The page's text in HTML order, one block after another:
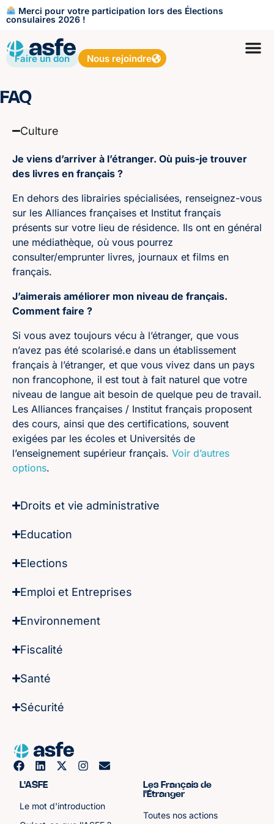
Merci pour votre participation lors des Élections
consulaires 2026 !
Faire un don Nous rejoindre
FAQ
Culture
Je viens d’arriver à l’étranger. Où puis-je trouver
des livres en français ?
En dehors des librairies spécialisées, renseignez-vous
sur les Alliances françaises et Institut français
présents sur votre lieu de résidence. Ils ont en général
une médiathèque, où vous pourrez
consulter/emprunter livres, journaux et films en
français.
J’aimerais améliorer mon niveau de français.
Comment faire ?
Si vous avez toujours vécu à l’étranger, que vous
n’avez pas été scolarisé.e dans un établissement
français à l’étranger, et que vous vivez dans un pays
non francophone, il est tout à fait naturel que votre
niveau de langue ait besoin de quelque peu de travail.
Les Alliances françaises / Institut français proposent
des cours, ainsi que des certifications, souvent
exigées par les écoles et Universités de
l’enseignement supérieur français. Voir d’autres
options.
Droits et vie administrative
Education
Elections
Emploi et Entreprises
Environnement
Fiscalité
Santé
Sécurité
L'ASFE
Le mot d'introduction
Les Français de
l'Étranger
Toutes nos actions